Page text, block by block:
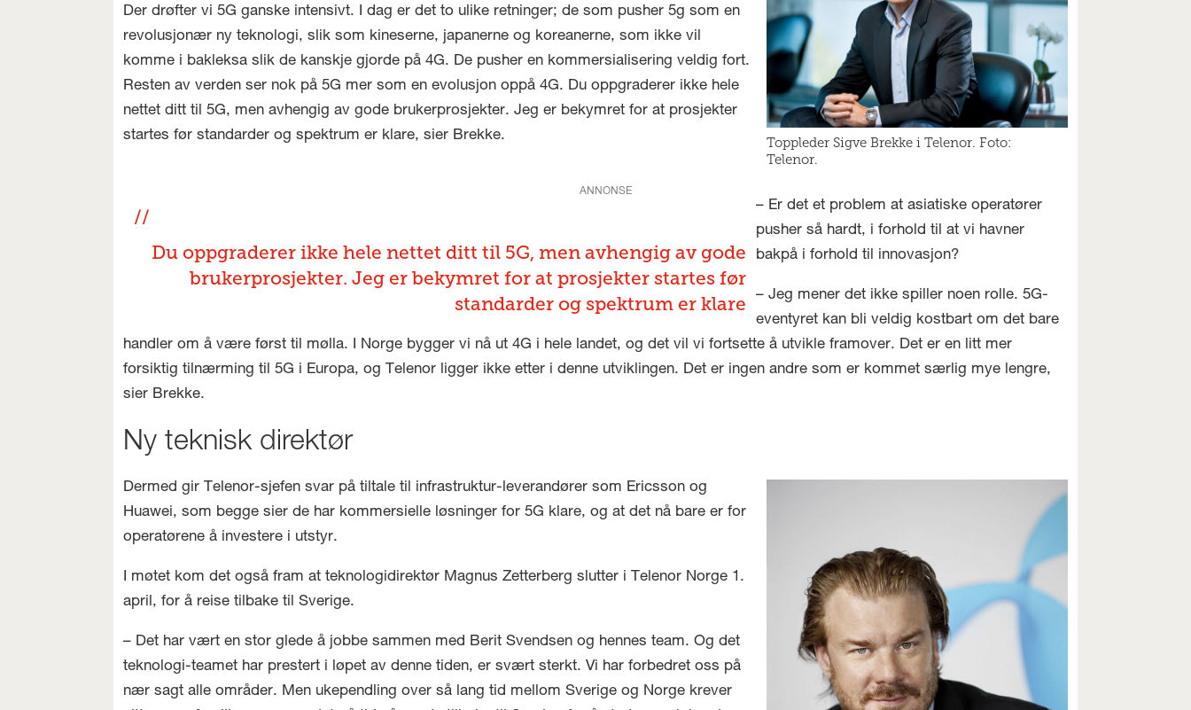
Toppleder Sigve Brekke i Telenor. Foto:
Telenor.
Der drøfter vi 5G ganske intensivt. I dag er det to ulike retninger; de som pusher 5g som en
revolusjonær ny teknologi, slik som kineserne, japanerne og koreanerne, som ikke vil
komme i bakleksa slik de kanskje gjorde på 4G. De pusher en kommersialisering veldig fort.
Resten av verden ser nok på 5G mer som en evolusjon oppå 4G. Du oppgraderer ikke hele
nettet ditt til 5G, men avhengig av gode brukerprosjekter. Jeg er bekymret for at prosjekter
startes før standarder og spektrum er klare, sier Brekke.
ANNONSE
Du oppgraderer ikke hele nettet ditt til 5G, men avhengig av gode
brukerprosjekter. Jeg er bekymret for at prosjekter startes før
standarder og spektrum er klare
– Er det et problem at asiatiske operatører
pusher så hardt, i forhold til at vi havner
bakpå i forhold til innovasjon?
– Jeg mener det ikke spiller noen rolle. 5G-
eventyret kan bli veldig kostbart om det bare
handler om å være først til mølla. I Norge bygger vi nå ut 4G i hele landet, og det vil vi fortsette å utvikle framover. Det er en litt mer
forsiktig tilnærming til 5G i Europa, og Telenor ligger ikke etter i denne utviklingen. Det er ingen andre som er kommet særlig mye lengre,
sier Brekke.
Ny teknisk direktør
Dermed gir Telenor-sjefen svar på tiltale til infrastruktur-leverandører som Ericsson og
Huawei, som begge sier de har kommersielle løsninger for 5G klare, og at det nå bare er for
operatørene å investere i utstyr.
I møtet kom det også fram at teknologidirektør Magnus Zetterberg slutter i Telenor Norge 1.
april, for å reise tilbake til Sverige.
– Det har vært en stor glede å jobbe sammen med Berit Svendsen og hennes team. Og det
teknologi-teamet har prestert i løpet av denne tiden, er svært sterkt. Vi har forbedret oss på
nær sagt alle områder. Men ukependling over så lang tid mellom Sverige og Norge krever